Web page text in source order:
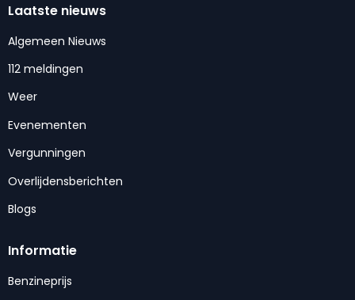
Laatste nieuws
Algemeen Nieuws
112 meldingen
Weer
Evenementen
Vergunningen
Overlijdensberichten
Blogs
Informatie
Benzineprijs